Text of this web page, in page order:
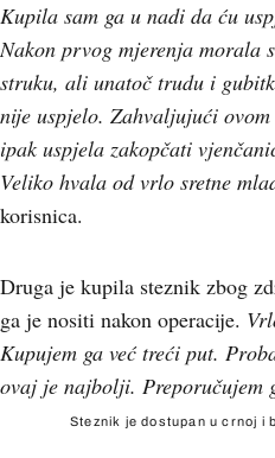
Kupila sam ga u nadi da ću
Nakon prvog mjerenja morala
struku, ali unatoč trudu i
nije uspjelo. Zahvaljujući
ipak uspjela zakopčati
Veliko hvala od vrlo sretne
korisnica.
Druga je kupila steznik zbog
ga je nositi nakon operacije.
Kupujem ga već treći put.
ovaj je najbolji. Preporučujem
Steznik je dostupan u crnoj i